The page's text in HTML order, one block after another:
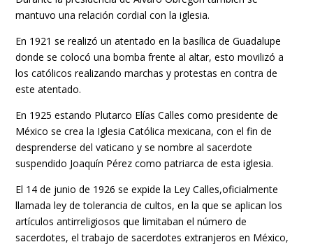
mantuvo una relación cordial con la iglesia.
En 1921 se realizó un atentado en la basílica de Guadalupe
donde se colocó una bomba frente al altar, esto movilizó a
los católicos realizando marchas y protestas en contra de
este atentado.
En 1925 estando Plutarco Elías Calles como presidente de
México se crea la Iglesia Católica mexicana, con el fin de
desprenderse del vaticano y se nombre al sacerdote
suspendido Joaquín Pérez como patriarca de esta iglesia.
El 14 de junio de 1926 se expide la Ley Calles,oficialmente
llamada ley de tolerancia de cultos, en la que se aplican los
artículos antirreligiosos que limitaban el número de
sacerdotes, el trabajo de sacerdotes extranjeros en México,